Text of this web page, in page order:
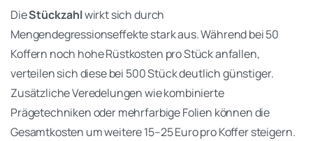
DieStückzahlwirkt sich durch
Mengendegressionseffekte stark aus. Während bei 50
Koffern noch hohe Rüstkosten pro Stück anfallen,
verteilen sich diese bei 500 Stück deutlich günstiger.
Zusätzliche Veredelungen wie kombinierte
Prägetechniken oder mehrfarbige Folien können die
Gesamtkosten um weitere 15–25 Euro pro Koffer steigern.